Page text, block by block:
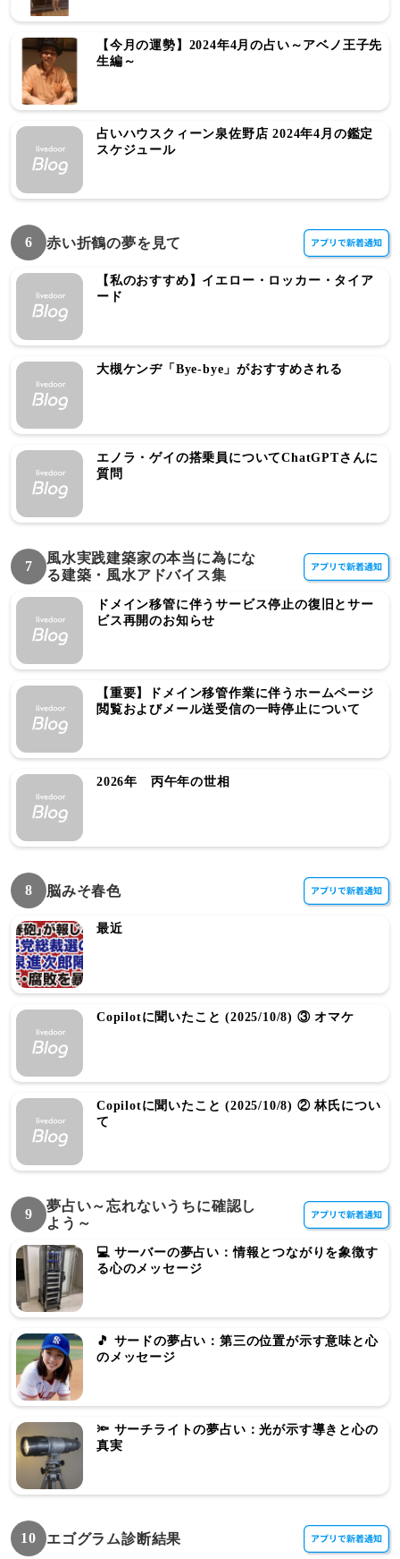
【今月の運勢】2024年4月の占い～アベノ王子先
生編～
占いハウスクィーン泉佐野店 2024年4月の鑑定
スケジュール
6 赤い折鶴の夢を見て
【私のおすすめ】イエロー・ロッカー・タイア
ード
大槻ケンヂ「Bye-bye」がおすすめされる
エノラ・ゲイの搭乗員についてChatGPTさんに
質問
7
風水実践建築家の本当に為にな
る建築・風水アドバイス集
ドメイン移管に伴うサービス停止の復旧とサー
ビス再開のお知らせ
【重要】ドメイン移管作業に伴うホームページ
閲覧およびメール送受信の一時停止について
2026年 丙午年の世相
8 脳みそ春色
最近
Copilotに聞いたこと (2025/10/8) ③ オマケ
Copilotに聞いたこと (2025/10/8) ② 林氏につい
て
9
夢占い～忘れないうちに確認し
よう～
💻 サーバーの夢占い：情報とつながりを象徴す
る心のメッセージ
🎵 サードの夢占い：第三の位置が示す意味と心
のメッセージ
🔦 サーチライトの夢占い：光が示す導きと心の
真実
10 エゴグラム診断結果